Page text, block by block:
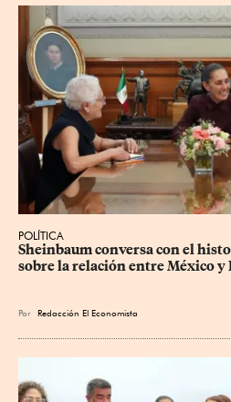
POLÍTICA
Sheinbaum conversa con el
sobre la relación entre México y
Por Redacción El Economista